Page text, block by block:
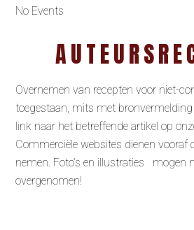
No Events
Overnemen van recepten voor niet-
toegestaan, mits met
link naar het betreffende artikel op
Commerciële websites dienen
nemen. Foto’s en illustraties mogen
overgenomen!